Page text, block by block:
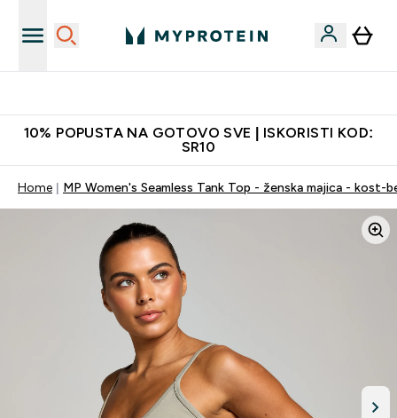
10% POPUSTA NA GOTOVO SVE | ISKORISTI KOD:
SR10
Home MP Women's Seamless Tank Top - ženska majica - kost-